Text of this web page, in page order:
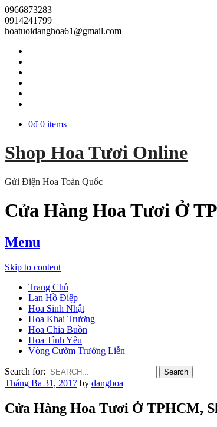
0966873283
0914241799
hoatuoidanghoa61@gmail.com
0₫ 0 items
Shop Hoa Tươi Online
Gửi Điện Hoa Toàn Quốc
Cửa Hàng Hoa Tươi Ở
Menu
Skip to content
Trang Chủ
Lan Hồ Điệp
Hoa Sinh Nhật
Hoa Khai Trương
Hoa Chia Buồn
Hoa Tình Yêu
Vòng Cườm Trướng Liễn
Search for:
Tháng Ba 31, 2017 by danghoa
Cửa Hàng Hoa Tươi Ở TPHCM,